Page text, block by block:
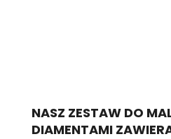
NASZ ZESTAW DO
DIAMENTAMI